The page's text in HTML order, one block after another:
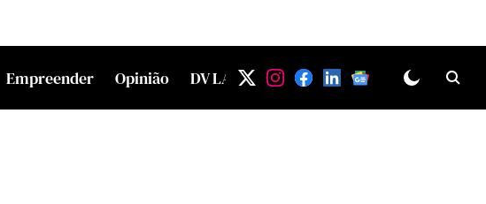
Empreender Opinião DV LAB